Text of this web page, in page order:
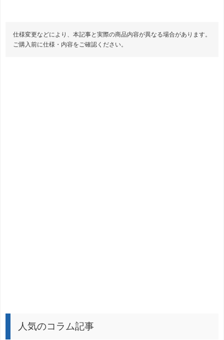
仕様変更などにより、本記事と実際の商品内容が異なる場合があります。
ご購入前に仕様・内容をご確認ください。
人気のコラム記事